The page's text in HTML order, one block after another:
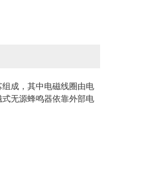
成，其中电磁线圈由电
无源蜂鸣器依靠外部电